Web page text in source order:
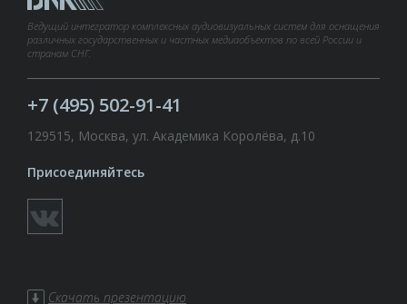
Ведущий интегратор комплексных аудиовизуальных систем для оснащения
различных государственных и частных медиаобъектов по всей России и
странам СНГ.
+7 (495) 502-91-41
129515, Москва, ул. Академика Королёва, д.10
Присоединяйтесь
Скачать презентацию